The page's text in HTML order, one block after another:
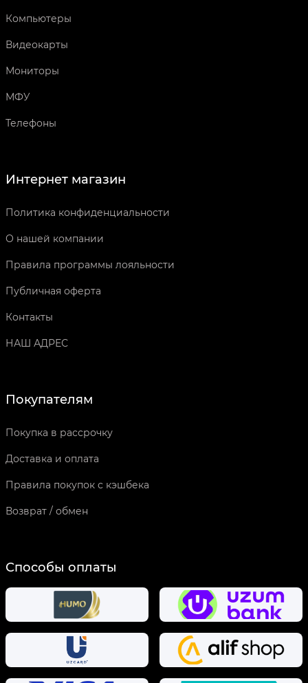
Компьютеры
Видеокарты
Мониторы
МФУ
Телефоны
Интернет магазин
Политика конфиденциальности
О нашей компании
Правила программы лояльности
Публичная оферта
Контакты
НАШ АДРЕС
Покупателям
Покупка в рассрочку
Доставка и оплата
Правила покупок с кэшбека
Возврат / обмен
Способы оплаты